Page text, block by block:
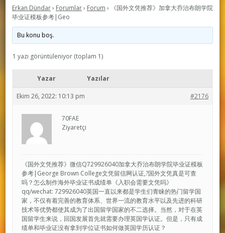
Erkan Dündar› Forumlar› Forum ›
《国外文凭推荐》加拿大乔治布朗学院
毕业证模板参考|Geo
Bu konu boş.
1 yazı görüntüleniyor (toplam 1)
Yazar Yazılar
Ekim 26, 2022: 10:13 pm #2176
70FAE
Ziyaretçi
《国外文凭推荐》微信Q729926040加拿大乔治布朗学院毕业证模板
参考|George Brown College文凭留信网认证,?国外文凭真是可查
吗？怎么制作海外毕业证书成绩单《入职会需要文凭吗》
qq/wechat: 729926040英国一直以来都是学生们青睐的热门留学国
家，不仅有着完善的教育体系、世界一流的教育水平以及先进的科研
技术等优势都使其成为了出国留学国家的不二选择。当然，对于在英
国留学生来说，回国发展首先就需要办理英国学认证。但是，只有成
绩单和毕业证没有拿到学位证书如何做英国学历认证？